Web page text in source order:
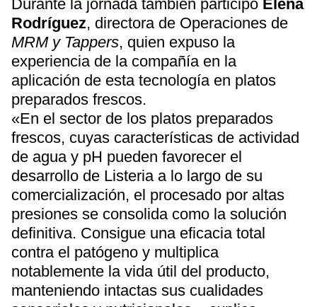
Durante la jornada también participó Elena
Rodríguez, directora de Operaciones de
MRM y Tappers, quien expuso la
experiencia de la compañía en la
aplicación de esta tecnología en platos
preparados frescos.
«En el sector de los platos preparados
frescos, cuyas características de actividad
de agua y pH pueden favorecer el
desarrollo de Listeria a lo largo de su
comercialización, el procesado por altas
presiones se consolida como la solución
definitiva. Consigue una eficacia total
contra el patógeno y multiplica
notablemente la vida útil del producto,
manteniendo intactas sus cualidades